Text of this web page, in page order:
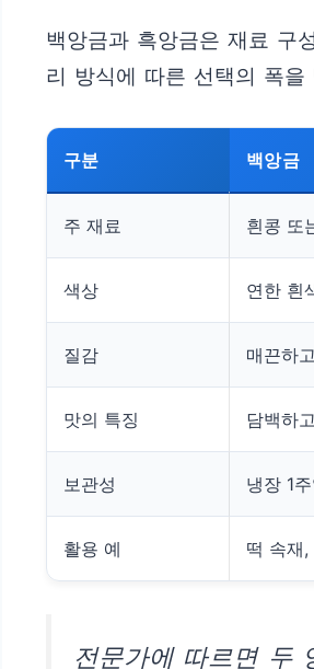
백앙금과 흑앙금은 재료 구
리 방식에 따른 선택의 폭을
구분 백앙금
주 재료 흰콩 또
색상 연한 흰
질감 매끈하
맛의 특징 담백하
보관성 냉장 1
활용 예 떡 속재,
전문가에 따르면 두